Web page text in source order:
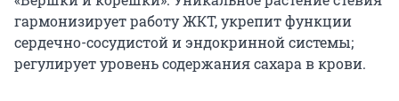
гармонизирует работу ЖКТ, укрепит функции
сердечно-сосудистой и эндокринной системы;
регулирует уровень содержания сахара в крови.